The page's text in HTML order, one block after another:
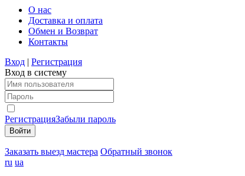
О нас
Доставка и оплата
Обмен и Возврат
Контакты
Вход | Регистрация
Вход в систему
РегистрацияЗабыли пароль
Заказать выезд мастера Обратный звонок
ru ua